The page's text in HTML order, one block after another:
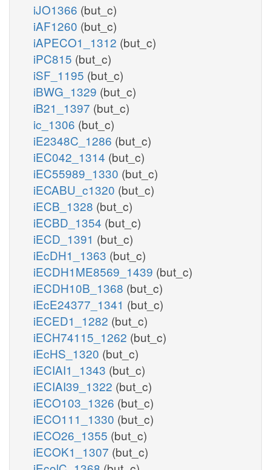
iJO1366 (but_c)
iAF1260 (but_c)
iAPECO1_1312 (but_c)
iPC815 (but_c)
iSF_1195 (but_c)
iBWG_1329 (but_c)
iB21_1397 (but_c)
ic_1306 (but_c)
iE2348C_1286 (but_c)
iEC042_1314 (but_c)
iEC55989_1330 (but_c)
iECABU_c1320 (but_c)
iECB_1328 (but_c)
iECBD_1354 (but_c)
iECD_1391 (but_c)
iEcDH1_1363 (but_c)
iECDH1ME8569_1439 (but_c)
iECDH10B_1368 (but_c)
iEcE24377_1341 (but_c)
iECED1_1282 (but_c)
iECH74115_1262 (but_c)
iEcHS_1320 (but_c)
iECIAI1_1343 (but_c)
iECIAI39_1322 (but_c)
iECO103_1326 (but_c)
iECO111_1330 (but_c)
iECO26_1355 (but_c)
iECOK1_1307 (but_c)